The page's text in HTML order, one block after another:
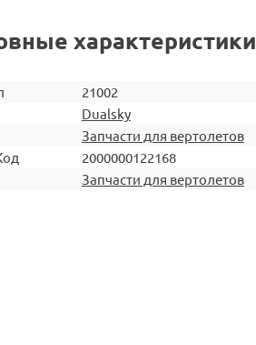
характеристики
21002
Dualsky
Запчасти для вертолетов
2000000122168
Запчасти для вертолетов